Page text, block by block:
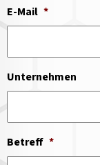
E-Mail *
Unternehmen
Betreff *